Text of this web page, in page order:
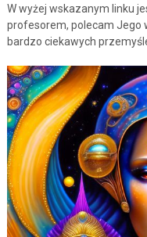
W wyżej wskazanym linku
profesorem, polecam Jego
bardzo ciekawych